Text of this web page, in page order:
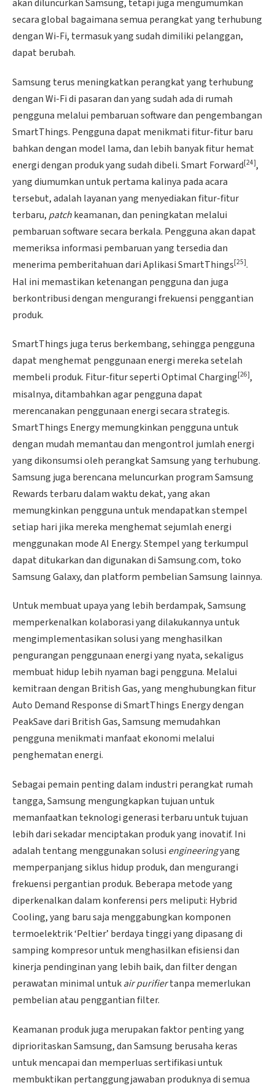
akan diluncurkan Samsung, tetapi juga mengumumkan
secara global bagaimana semua perangkat yang terhubung
dengan Wi-Fi, termasuk yang sudah dimiliki pelanggan,
dapat berubah.
Samsung terus meningkatkan perangkat yang terhubung
dengan Wi-Fi di pasaran dan yang sudah ada di rumah
pengguna melalui pembaruan software dan pengembangan
SmartThings. Pengguna dapat menikmati fitur-fitur baru
bahkan dengan model lama, dan lebih banyak fitur hemat
energi dengan produk yang sudah dibeli. Smart Forward[24],
yang diumumkan untuk pertama kalinya pada acara
tersebut, adalah layanan yang menyediakan fitur-fitur
terbaru, patchkeamanan, dan peningkatan melalui
pembaruan software secara berkala. Pengguna akan dapat
memeriksa informasi pembaruan yang tersedia dan
menerima pemberitahuan dari Aplikasi SmartThings[25].
Hal ini memastikan ketenangan pengguna dan juga
berkontribusi dengan mengurangi frekuensi penggantian
produk.
SmartThings juga terus berkembang, sehingga pengguna
dapat menghemat penggunaan energi mereka setelah
membeli produk. Fitur-fitur seperti Optimal Charging[26],
misalnya, ditambahkan agar pengguna dapat
merencanakan penggunaan energi secara strategis.
SmartThings Energy memungkinkan pengguna untuk
dengan mudah memantau dan mengontrol jumlah energi
yang dikonsumsi oleh perangkat Samsung yang terhubung.
Samsung juga berencana meluncurkan program Samsung
Rewards terbaru dalam waktu dekat, yang akan
memungkinkan pengguna untuk mendapatkan stempel
setiap hari jika mereka menghemat sejumlah energi
menggunakan mode AI Energy. Stempel yang terkumpul
dapat ditukarkan dan digunakan di Samsung.com, toko
Samsung Galaxy, dan platform pembelian Samsung lainnya.
Untuk membuat upaya yang lebih berdampak, Samsung
memperkenalkan kolaborasi yang dilakukannya untuk
mengimplementasikan solusi yang menghasilkan
pengurangan penggunaan energi yang nyata, sekaligus
membuat hidup lebih nyaman bagi pengguna. Melalui
kemitraan dengan British Gas, yang menghubungkan fitur
Auto Demand Response di SmartThings Energy dengan
PeakSave dari British Gas, Samsung memudahkan
pengguna menikmati manfaat ekonomi melalui
penghematan energi.
Sebagai pemain penting dalam industri perangkat rumah
tangga, Samsung mengungkapkan tujuan untuk
memanfaatkan teknologi generasi terbaru untuk tujuan
lebih dari sekadar menciptakan produk yang inovatif. Ini
adalah tentang menggunakan solusi engineeringyang
memperpanjang siklus hidup produk, dan mengurangi
frekuensi pergantian produk. Beberapa metode yang
diperkenalkan dalam konferensi pers meliputi: Hybrid
Cooling, yang baru saja menggabungkan komponen
termoelektrik ‘Peltier’ berdaya tinggi yang dipasang di
samping kompresor untuk menghasilkan efisiensi dan
kinerja pendinginan yang lebih baik, dan filter dengan
perawatan minimal untukair purifiertanpa memerlukan
pembelian atau penggantian filter.
Keamanan produk juga merupakan faktor penting yang
diprioritaskan Samsung, dan Samsung berusaha keras
untuk mencapai dan memperluas sertifikasi untuk
membuktikan pertanggungjawaban produknya di semua